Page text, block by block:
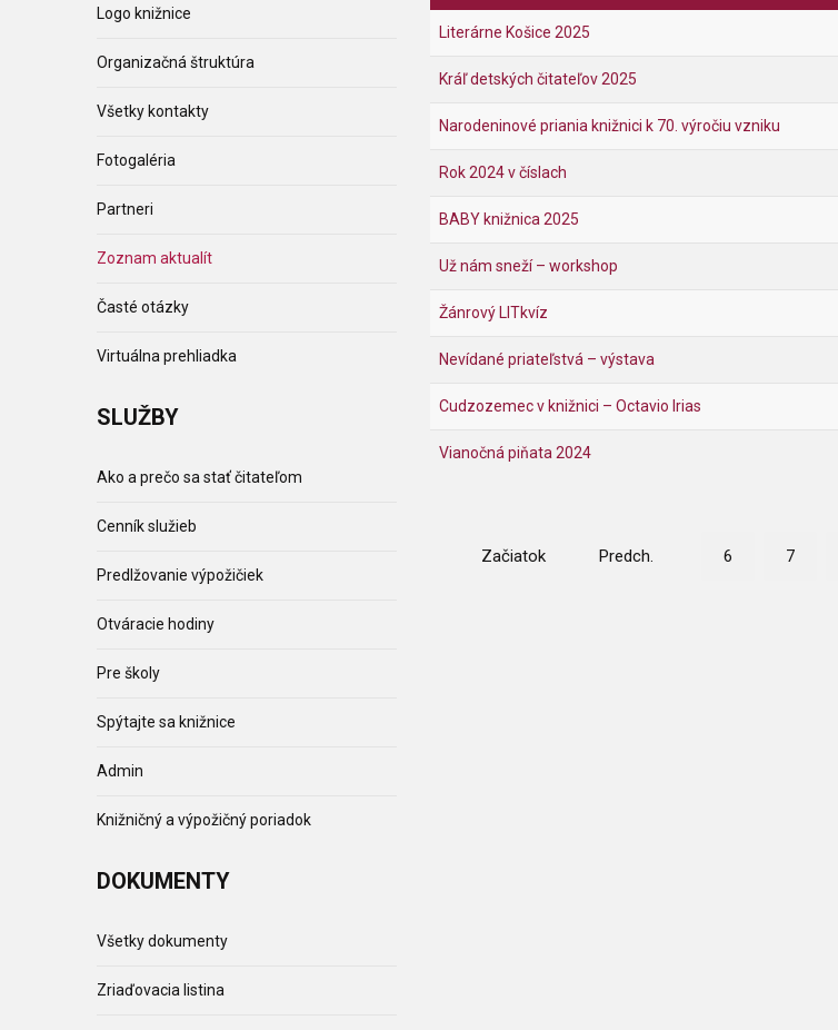
Literárne Košice 2025
Kráľ detských čitateľov 2025
Narodeninové priania knižnici k 70. výročiu vzniku
Rok 2024 v číslach
BABY knižnica 2025
Už nám sneží – workshop
Žánrový LITkvíz
Nevídané priateľstvá – výstava
Cudzozemec v knižnici – Octavio Irias
Vianočná piňata 2024
Začiatok Predch. 6 7
Logo knižnice
Organizačná štruktúra
Všetky kontakty
Fotogaléria
Partneri
Zoznam aktualít
Časté otázky
Virtuálna prehliadka
SLUŽBY
Ako a prečo sa stať čitateľom
Cenník služieb
Predlžovanie výpožičiek
Otváracie hodiny
Pre školy
Spýtajte sa knižnice
Admin
Knižničný a výpožičný poriadok
DOKUMENTY
Všetky dokumenty
Zriaďovacia listina